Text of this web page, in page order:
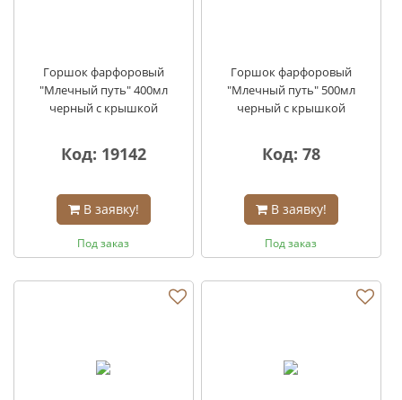
Горшок фарфоровый
"Млечный путь" 400мл
черный с крышкой
Код: 19142
В заявку!
Под заказ
Горшок фарфоровый
"Млечный путь" 500мл
черный с крышкой
Код: 78
В заявку!
Под заказ